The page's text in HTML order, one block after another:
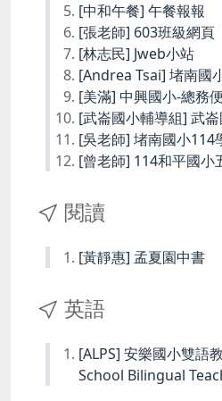
[中和午餐] 午餐報報
[張老師] 603班級網頁
[林志民] Jweb小站
[Andrea Tsai] 堵南國
[美滿] 中興國小-總務
[武崙國小輔導組] 武
[吳老師] 堵南國小114
[曾老師] 114和平國小
閱讀
[黃靜惠] 孟夏園中書
英語
[ALPS] 安樂國小雙語
School Bilingual